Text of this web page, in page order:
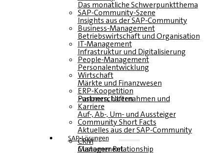
Das monatliche Schwerpunktthema
SAP-Community-Szene
Insights aus der SAP-Community
Business-Management
Betriebswirtschaft und Organisation
IT-Management
Infrastruktur und Digitalisierung
People-Management
Personalentwicklung
Wirtschaft
Märkte und Finanzwesen
ERP-Koopetition
Fusionen, Übernahmen und Partnerschaften
Karriere
Auf-, Ab-, Um- und Aussteiger
Community Short Facts
Aktuelles aus der SAP-Community
SAP-Lösungen
CRM
Customer Relationship Management